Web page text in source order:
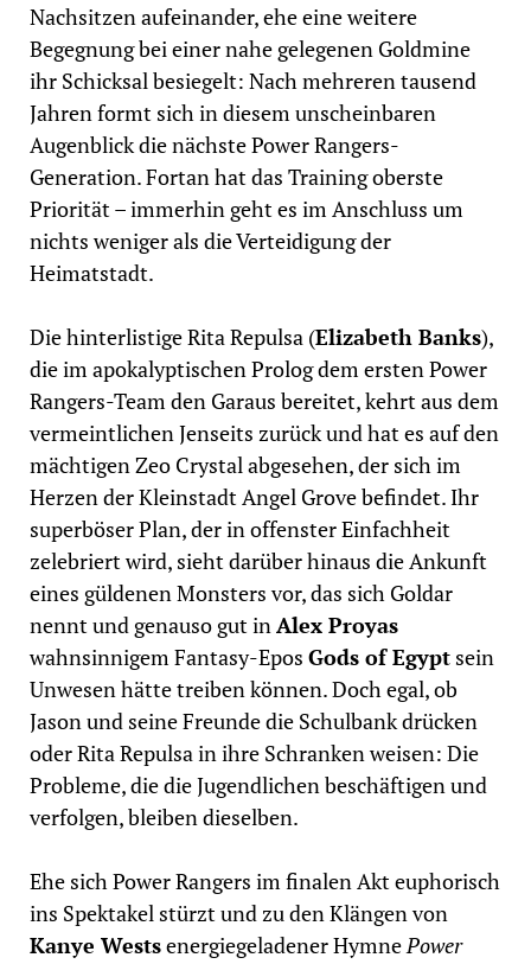
Nachsitzen aufeinander, ehe eine weitere
Begegnung bei einer nahe gelegenen Goldmine
ihr Schicksal besiegelt: Nach mehreren tausend
Jahren formt sich in diesem unscheinbaren
Augenblick die nächste Power Rangers-
Generation. Fortan hat das Training oberste
Priorität – immerhin geht es im Anschluss um
nichts weniger als die Verteidigung der
Heimatstadt.
Die hinterlistige Rita Repulsa (Elizabeth Banks),
die im apokalyptischen Prolog dem ersten Power
Rangers-Team den Garaus bereitet, kehrt aus dem
vermeintlichen Jenseits zurück und hat es auf den
mächtigen Zeo Crystal abgesehen, der sich im
Herzen der Kleinstadt Angel Grove befindet. Ihr
superböser Plan, der in offenster Einfachheit
zelebriert wird, sieht darüber hinaus die Ankunft
eines güldenen Monsters vor, das sich Goldar
nennt und genauso gut inAlex Proyas
wahnsinnigem Fantasy-Epos Gods of Egyptsein
Unwesen hätte treiben können. Doch egal, ob
Jason und seine Freunde die Schulbank drücken
oder Rita Repulsa in ihre Schranken weisen: Die
Probleme, die die Jugendlichen beschäftigen und
verfolgen, bleiben dieselben.
Ehe sich Power Rangers im finalen Akt euphorisch
ins Spektakel stürzt und zu den Klängen von
Kanye Westsenergiegeladener HymnePower